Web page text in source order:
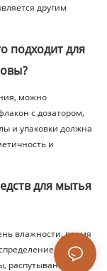
другим
подходит для
можно
с дозатором,
и упаковки должна
и
для мытья
влажности, время
распутывание,